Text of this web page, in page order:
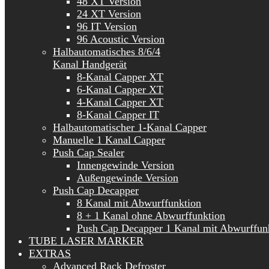
24 XT Version
96 IT Version
96 Acoustic Version
Halbautomatisches 8/6/4
Kanal Handgerät
8-Kanal Capper XT
6-Kanal Capper XT
4-Kanal Capper XT
8-Kanal Capper IT
Halbautomatischer 1-Kanal Capper
Manuelle 1 Kanal Capper
Push Cap Sealer
Innengewinde Version
Außengewinde Version
Push Cap Decapper
8 Kanal mit Abwurffunktion
8 + 1 Kanal ohne Abwurffunktion
Push Cap Decapper 1 Kanal mit
TUBE LASER MARKER
EXTRAS
Advanced Rack Defroster